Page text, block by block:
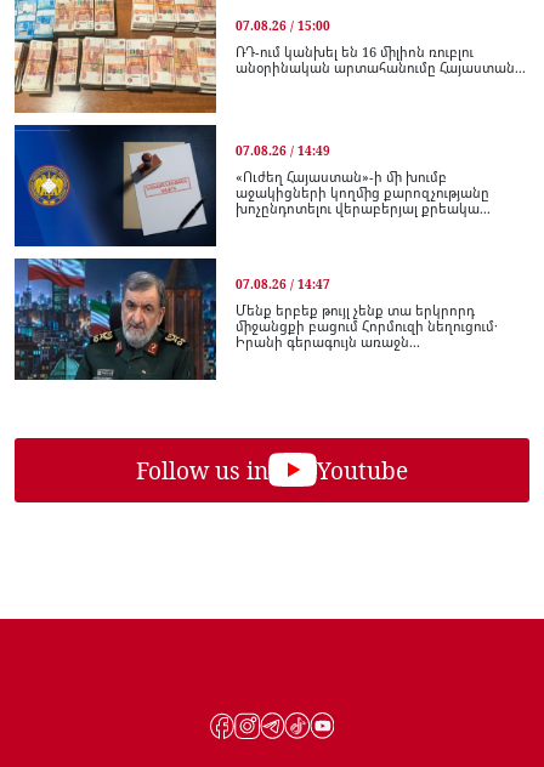
07.08.26 / 15:00
ՌԴ-ում կանխել են 16 միլիոն ռուբլու
անօրինական արտահանումը Հայաստան...
07.08.26 / 14:49
«Ուժեղ Հայաստան»-ի մի խումբ
աջակիցների կողմից քարոզչությանը
խոչընդոտելու վերաբերյալ քրեակա...
07.08.26 / 14:47
Մենք երբեք թույլ չենք տա երկրորդ
միջանցքի բացում Հորմուզի նեղուցում․
Իրանի գերագույն առաջն...
Follow us in Youtube